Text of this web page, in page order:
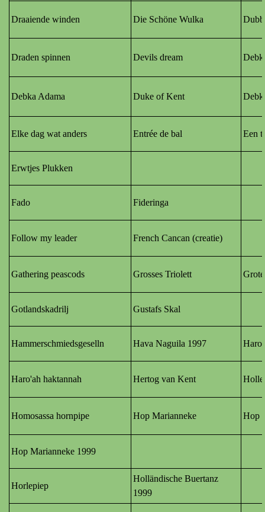
Draaiende winden Die Schöne Wulka
Draden spinnen Devils dream
Debka Adama Duke of Kent
Elke dag wat anders Entrée de bal Een
Erwtjes Plukken
Fado Fideringa
Follow my leader French Cancan (creatie)
Gathering peascods Grosses Triolett
Gotlandskadrilj Gustafs Skal
Hammerschmiedsgeselln Hava Naguila 1997
Haro'ah haktannah Hertog van Kent
Homosassa hornpipe Hop Marianneke Hop
Hop Marianneke 1999
Horlepiep
Holländische Buertanz
1999